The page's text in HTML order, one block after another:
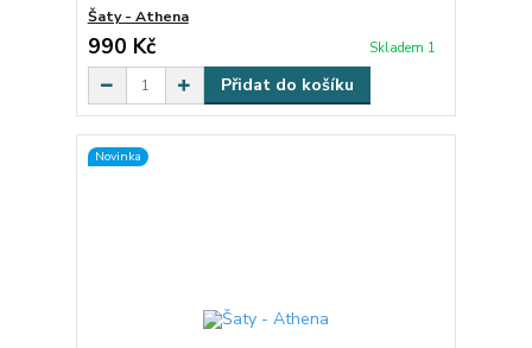
Šaty - Athena
990 Kč Skladem 1
Přidat do košíku
Novinka